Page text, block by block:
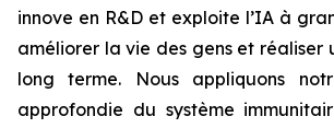
innove en R&D et exploite l’IA à
améliorer la vie des gens et réaliser
long terme. Nous appliquons
approfondie du système